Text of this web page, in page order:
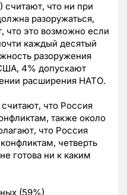
считают, что ни при
разоружаться,
что это возможно если
каждый десятый
разоружения
4% допускают
расширения НАТО.
что Россия
также около
что Россия
четверть
готова ни к каким
(59%)